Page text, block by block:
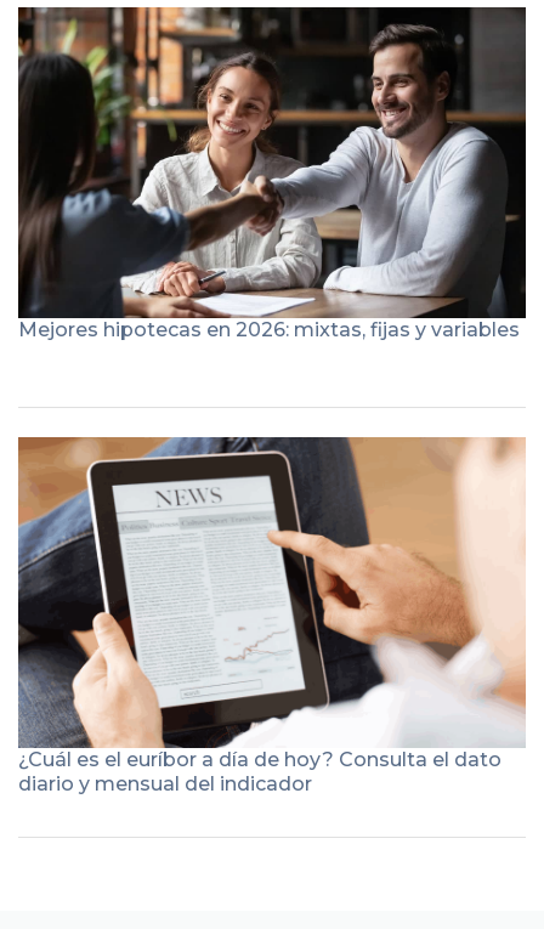
Mejores hipotecas en 2026: mixtas, fijas y variables
¿Cuál es el euríbor a día de hoy? Consulta el dato
diario y mensual del indicador